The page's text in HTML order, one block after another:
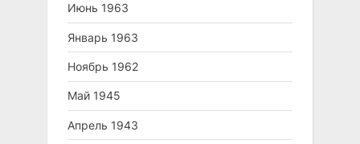
Июнь 1963
Январь 1963
Ноябрь 1962
Май 1945
Апрель 1943